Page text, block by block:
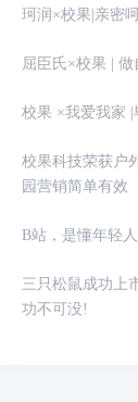
珂润×校果|亲密
屈臣氏×校果 |
校果 ×我爱我家
校果科技荣获户
园营销简单有效
B站，是懂年轻
三只松鼠成功上
功不可没!